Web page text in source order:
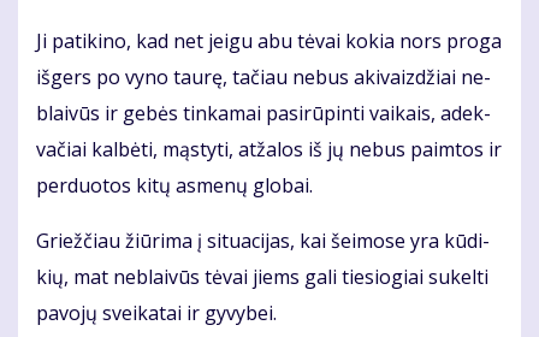
Ji pa­ti­ki­no, kad net jei­gu abu tė­vai ko­kia nors pro­ga
iš­gers po vy­no tau­rę, ta­čiau ne­bus aki­vaiz­džiai ne­
blai­vūs ir ge­bės tin­ka­mai pa­si­rū­pin­ti vai­kais, adek­
va­čiai kal­bė­ti, mąs­ty­ti, at­ža­los iš jų ne­bus pa­im­tos ir
per­duo­tos ki­tų as­me­nų glo­bai.
Griež­čiau žiū­ri­ma į si­tu­a­ci­jas, kai šei­mo­se yra kū­di­
kių, mat ne­blai­vūs tė­vai jiems ga­li tie­sio­giai su­kel­ti
pa­vo­jų svei­ka­tai ir gy­vy­bei.